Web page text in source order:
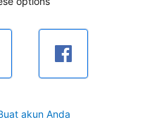
akun Anda